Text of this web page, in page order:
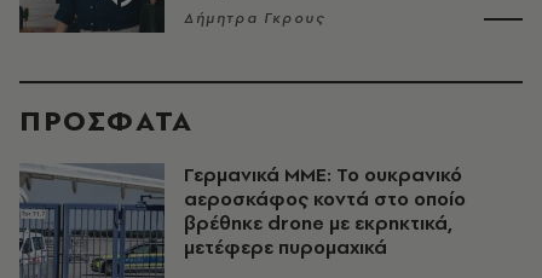
Δήμητρα Γκρους
ΠΡΟΣΦΑΤΑ
Γερμανικά ΜΜΕ: Το ουκρανικό
αεροσκάφος κοντά στο οποίο
βρέθηκε drone με εκρηκτικά,
μετέφερε πυρομαχικά